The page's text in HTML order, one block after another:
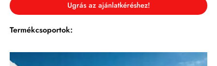
Ugrás az ajánlatkéréshez!
Termékcsoportok: